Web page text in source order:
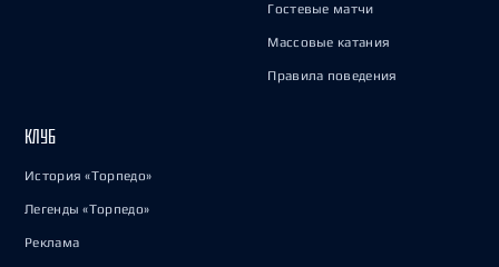
Гостевые матчи
Массовые катания
Правила поведения
КЛУБ
История «Торпедо»
Легенды «Торпедо»
Реклама